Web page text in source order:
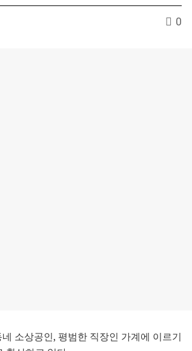
0
소상공인, 평범한 직장인 가계에 이르기